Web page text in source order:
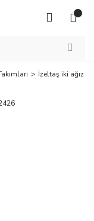
İzeltaş iki ağız